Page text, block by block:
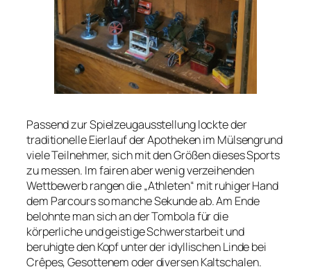
Passend zur Spielzeugausstellung lockte der
traditionelle Eierlauf der Apotheken im Mülsengrund
viele Teilnehmer, sich mit den Größen dieses Sports
zu messen. Im fairen aber wenig verzeihenden
Wettbewerb rangen die „Athleten“ mit ruhiger Hand
dem Parcours so manche Sekunde ab. Am Ende
belohnte man sich an der Tombola für die
körperliche und geistige Schwerstarbeit und
beruhigte den Kopf unter der idyllischen Linde bei
Crêpes, Gesottenem oder diversen Kaltschalen.